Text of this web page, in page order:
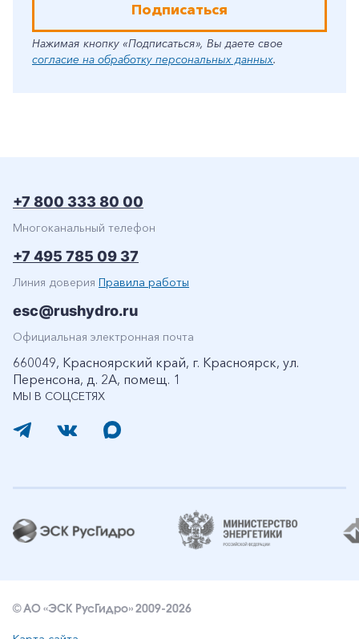
Подписаться
Нажимая кнопку «Подписаться», Вы даете свое
согласие на обработку персональных данных.
МЫ В СОЦСЕТЯХ
+7 800 333 80 00
Многоканальный телефон
+7 495 785 09 37
Линия доверия Правила работы
esc@rushydro.ru
Официальная электронная почта
660049, Красноярский край, г. Красноярск, ул.
Перенсона, д. 2А, помещ. 1
© АО «ЭСК РусГидро» 2009-2026